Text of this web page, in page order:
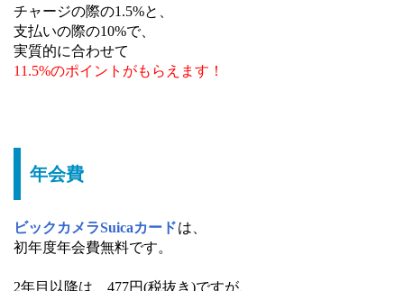
チャージの際の1.5%と、
支払いの際の10%で、
実質的に合わせて
11.5%のポイントがもらえます！
年会費
ビックカメラSuicaカードは、
初年度年会費無料です。
2年目以降は、477円(税抜き)ですが、